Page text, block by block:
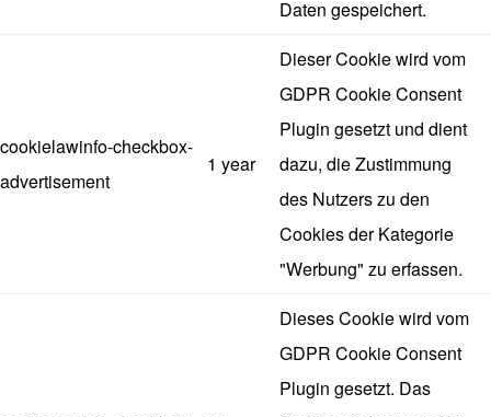
Daten gespeichert.
cookielawinfo-checkbox-
advertisement
1 year
Dieser Cookie wird vom
GDPR Cookie Consent
Plugin gesetzt und dient
dazu, die Zustimmung
des Nutzers zu den
Cookies der Kategorie
"Werbung" zu erfassen.
Dieses Cookie wird vom
GDPR Cookie Consent
Plugin gesetzt. Das